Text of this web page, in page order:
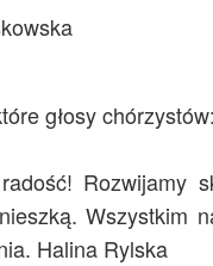
głosy chórzystów:
Rozwijamy
Wszystkim
Halina Rylska